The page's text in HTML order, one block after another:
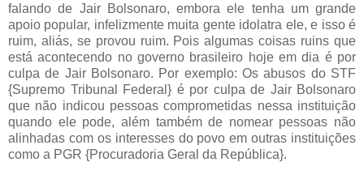
falando de Jair Bolsonaro, embora ele tenha um grande
apoio popular, infelizmente muita gente idolatra ele, e isso é
ruim, aliás, se provou ruim. Pois algumas coisas ruins que
está acontecendo no governo brasileiro hoje em dia é por
culpa de Jair Bolsonaro. Por exemplo: Os abusos do STF
{Supremo Tribunal Federal} é por culpa de Jair Bolsonaro
que não indicou pessoas comprometidas nessa instituição
quando ele pode, além também de nomear pessoas não
alinhadas com os interesses do povo em outras instituições
como a PGR {Procuradoria Geral da República}.